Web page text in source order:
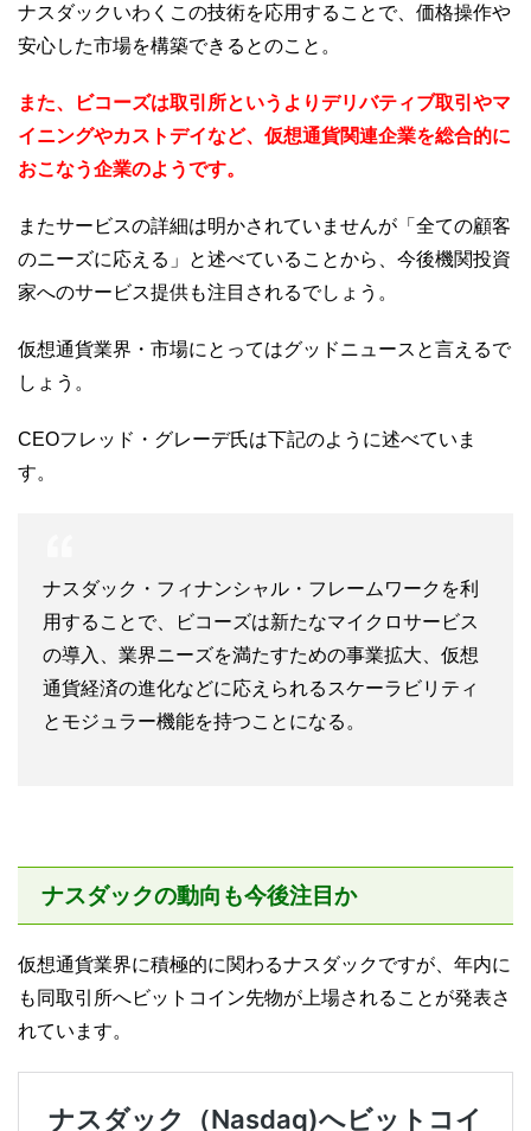
ナスダックいわくこの技術を応用することで、価格操作や
安心した市場を構築できるとのこと。
また、ビコーズは取引所というよりデリバティブ取引やマ
イニングやカストデイなど、仮想通貨関連企業を総合的に
おこなう企業のようです。
またサービスの詳細は明かされていませんが「全ての顧客
のニーズに応える」と述べていることから、今後機関投資
家へのサービス提供も注目されるでしょう。
仮想通貨業界・市場にとってはグッドニュースと言えるで
しょう。
CEOフレッド・グレーデ氏は下記のように述べていま
す。
ナスダック・フィナンシャル・フレームワークを利
用することで、ビコーズは新たなマイクロサービス
の導入、業界ニーズを満たすための事業拡大、仮想
通貨経済の進化などに応えられるスケーラビリティ
とモジュラー機能を持つことになる。
ナスダックの動向も今後注目か
仮想通貨業界に積極的に関わるナスダックですが、年内に
も同取引所へビットコイン先物が上場されることが発表さ
れています。